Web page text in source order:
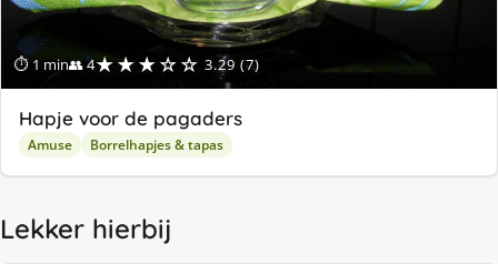
⏱ 1 min👥 4★★★☆☆ 3.29 (7)
Hapje voor de pagaders
Amuse Borrelhapjes & tapas
Lekker hierbij